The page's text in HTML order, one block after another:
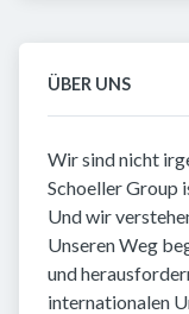
ÜBER UNS
Wir sind nicht
Schoeller Group
Und wir
Unseren Weg
und
internationalen